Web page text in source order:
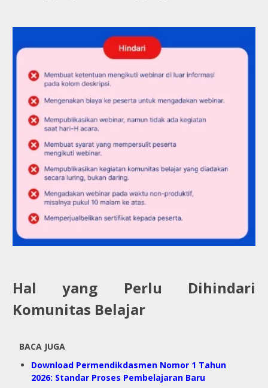
Hal yang Perlu Dihindari
Komunitas Belajar
BACA JUGA
Download Permendikdasmen Nomor 1 Tahun
2026: Standar Proses Pembelajaran Baru